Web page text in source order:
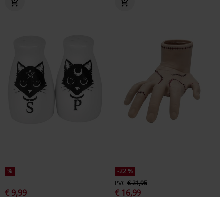
%
€ 9,99
-22 %
PVC € 21,95
€ 16,99